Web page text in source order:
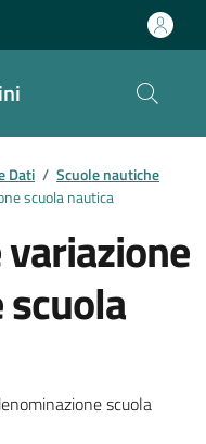
Dati / Scuole nautiche
scuola nautica
scuola